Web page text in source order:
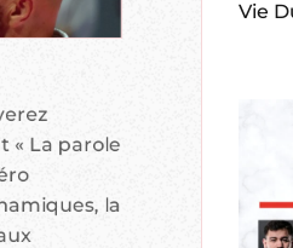
« La parole
la
Vie